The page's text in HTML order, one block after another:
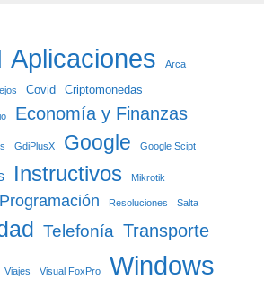
Aplicaciones Arca
Covid Criptomonedas
Economía y Finanzas
GdiPlusX Google Google Scipt
Instructivos Mikrotik
Programación Resoluciones Salta
Telefonía Transporte
Viajes Visual FoxPro Windows